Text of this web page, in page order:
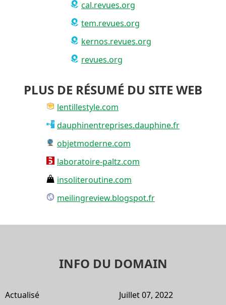
cal.revues.org
tem.revues.org
kernos.revues.org
revues.org
PLUS DE RÉSUMÉ DU SITE WEB
lentillestyle.com
dauphinentreprises.dauphine.fr
objetmoderne.com
laboratoire-paltz.com
insoliteroutine.com
meilingreview.blogspot.fr
INFO DU DOMAIN
Actualisé Juillet 07, 2022